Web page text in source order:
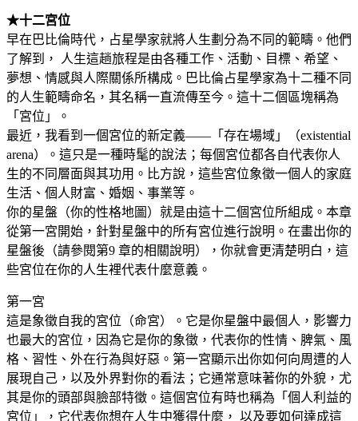
★十二宮位
早在巴比倫時代，占星學家就將人生劃分為不同的範疇。他們
了解到， 人生這趟旅程是由各種工作、活動、目標、希望、
夢想、情感與人際關係所構成。巴比倫占星學家為十二種不同
的人生範疇命名，其名稱一直流傳至今。這十二個區塊稱為
「宮位」。
最近，我看到一個宮位的新定義——「存在場域」（existential
arena）。這只是一種時髦的說法；每個宮位都各自代表你人
生的不同層面與其功用。比方說，這些宮位象徵一個人的家庭
生活、個人財富、婚姻、事業等。
你的星盤（你的性格地圖）就是由這十二個宮位所組成。本章
從第一宮開始，針對星盤中的所有宮位進行說明。在畫出你的
星盤後（請參閱第9 章的相關說明），你就會更清楚明白，這
些宮位在你的人生裡代表什麼意義。
第一宮
這是象徵自我的宮位（命宮）。它是你星盤中最個人，影響力
也最大的宮位，因為它是你的象徵，代表你的性情、脾氣、風
格、習性、外在行為與好惡。第一宮顯示出你如何向周遭的人
展現自己，以及外界對你的看法；它通常意味著你的外貌，尤
其是你的頭部與臉部特徵。這個宮位有時也稱為「個人利益的
宮位」，它代表你想在人生中獲得什麼， 以及要如何達成這